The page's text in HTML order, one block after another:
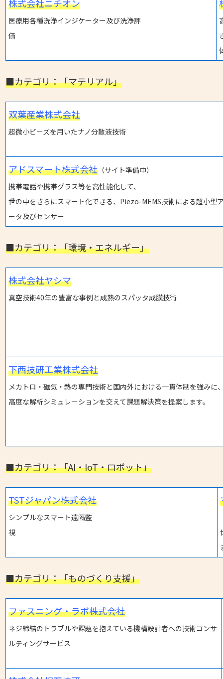
株式会社ニチオン
医療用各種洗浄インジケーター及び洗浄評
価
■カテゴリ：「マテリアル」
双葉産業株式会社
超微小ビーズを用いたナノ分散液技術
アドスマート株式会社 （サイト準備中）
携帯電話や携帯グラス等を高性能化して、
世の中をさらにスマート化できる、Piezo-MEMS技術による超小型
ータ及びセンサー
■カテゴリ：「環境・エネルギー」
株式会社ヤシマ
真空技術40年の豊富な事例と成熟のスパッタ成膜技術
下西技研工業株式会社
メカトロ・磁気・熱の専門技術と国内外における一貫体制を強みに
高度な解析シミュレーションを交えて課題解決策を提案します。
■カテゴリ：「AI・IoT・ロボット」
TSTジャパン株式会社
シンプルなスマート遠隔監
視
■カテゴリ：「ものづくり支援」
ファスニング・ラボ株式会社
ネジ締結のトラブルや課題を抱えている機構設計者への技術コンサ
ルティングサービス